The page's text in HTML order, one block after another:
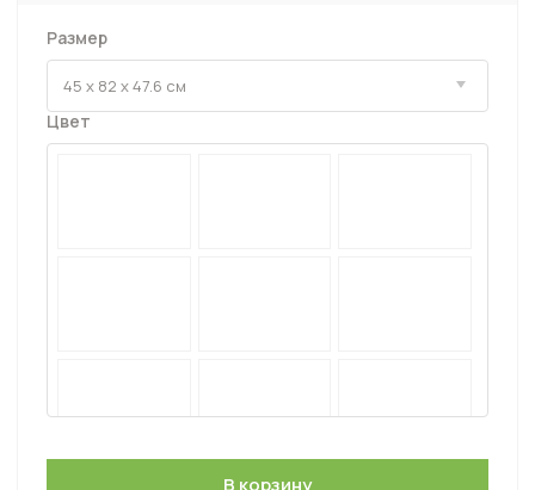
Размер
Цвет